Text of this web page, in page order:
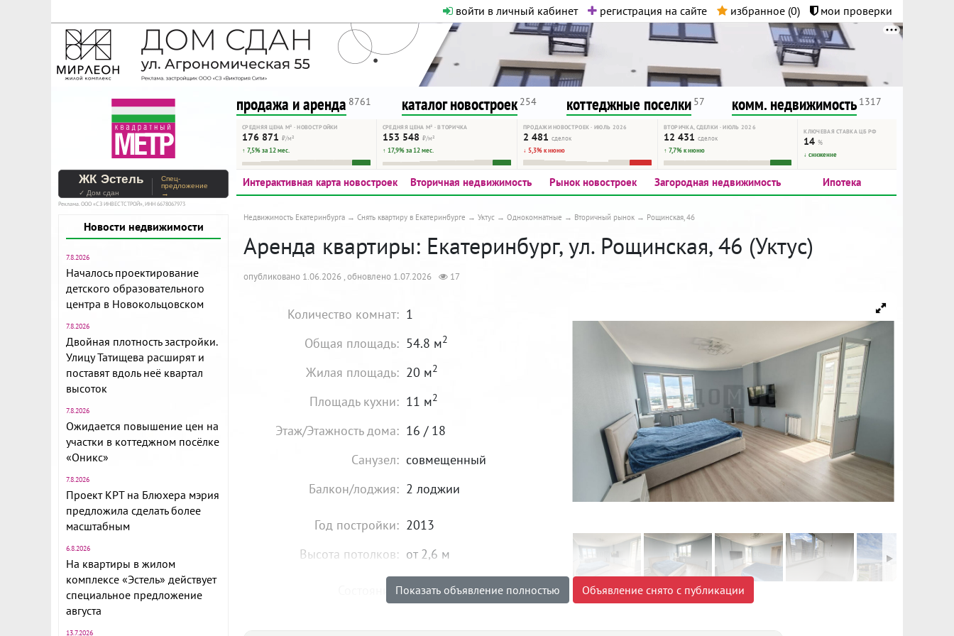
войти в личный кабинет регистрация на сайте избранное (0) мои проверки
На Метре реклама - только нормальная. Никакого шок-контента.
Помогайте независимому ресурсу, как он помогает вам. Удачи!
продажа и аренда 8761 каталог новостроек 254 коттеджные поселки 57 комм. недвижимость 1317
СРЕДНЯЯ ЦЕНА М² · НОВОСТРОЙКИ
176 871 ₽/м²
↑ 7,5% за 12 мес.
СРЕДНЯЯ ЦЕНА М² · ВТОРИЧКА
153 548 ₽/м²
↑ 17,9% за 12 мес.
ПРОДАЖИ НОВОСТРОЕК · ИЮЛЬ 2026
2 481 сделок
↓ 5,3% к июню
ВТОРИЧКА, СДЕЛКИ · ИЮЛЬ 2026
12 431 сделок
↑ 7,7% к июню
КЛЮЧЕВАЯ СТАВКА ЦБ РФ
14%
↓ снижение
ЖК Эстель
✓ Дом сдан
Спец-
предложение
→
Реклама. ООО «СЗ ИНВЕСТСТРОЙ», ИНН 6678067973
Новости недвижимости
7.8.2026
Началось проектирование
детского образовательного
центра в Новокольцовском
7.8.2026
Двойная плотность застройки.
Улицу Татищева расширят и
поставят вдоль неё квартал
высоток
7.8.2026
Ожидается повышение цен на
участки в коттеджном посёлке
«Оникс»
7.8.2026
Проект КРТ на Блюхера мэрия
предложила сделать более
масштабным
6.8.2026
На квартиры в жилом
комплексе «Эстель» действует
специальное предложение
августа
13.7.2026
Интерактивная карта новостроек Вторичная недвижимость Рынок новостроек Загородная недвижимость Ипотека
Недвижимость Екатеринбурга Снять квартиру в Екатеринбурге Уктус Однокомнатные Вторичный рынок Рощинская, 46
Аренда квартиры: Екатеринбург, ул. Рощинская, 46 (Уктус)
опубликовано 1.06.2026 , обновлено 1.07.2026 17
Количество комнат: 1
Общая площадь: 54.8 м2
Жилая площадь: 20 м2
Площадь кухни: 11 м2
Этаж/Этажность дома: 16 / 18
Санузел: совмещенный
Балкон/лоджия: 2 лоджии
Год постройки: 2013
Высота потолков: от 2,6 м
Состояние: идеальное
Показать объявление полностью Объявление снято с публикации